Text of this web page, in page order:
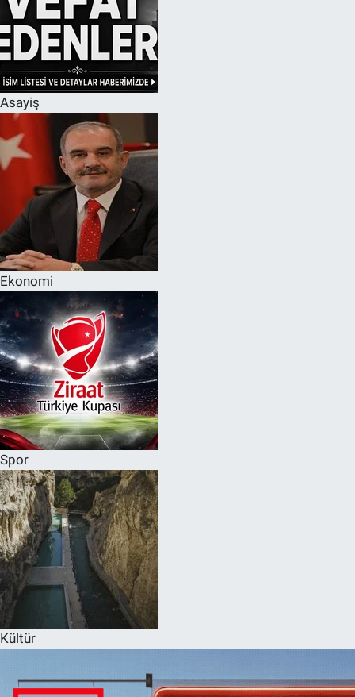
Asayiş
Ekonomi
Spor
Kültür